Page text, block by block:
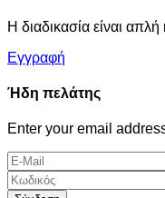
Η διαδικασία είναι απλή
Εγγραφή
Ήδη πελάτης
Enter your email